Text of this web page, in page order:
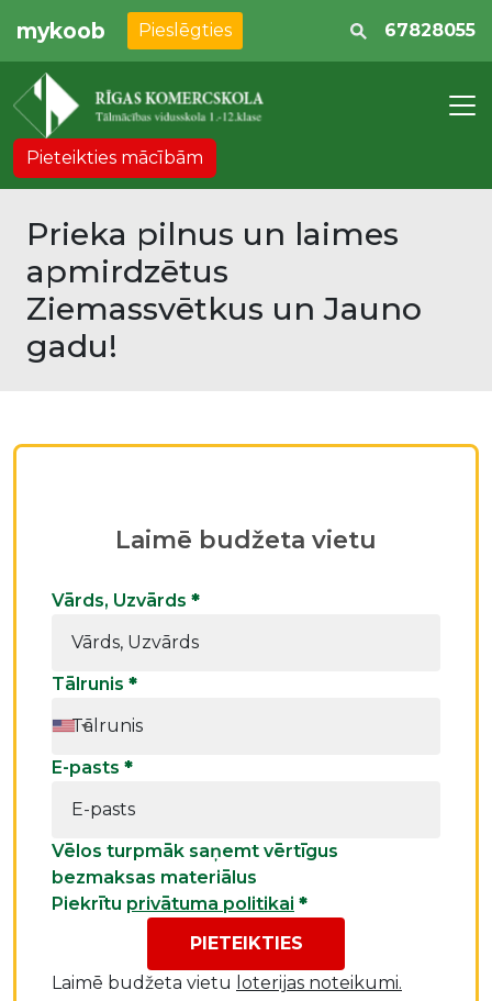
mykoob Pieslēgties 67828055
Pieteikties mācībām
Prieka pilnus un laimes
apmirdzētus
Ziemassvētkus un Jauno
gadu!
Laimē budžeta vietu
Vārds, Uzvārds *
Tālrunis *
E-pasts *
Vēlos turpmāk saņemt vērtīgus
bezmaksas materiālus
Piekrītu privātuma politikai *
PIETEIKTIES
Laimē budžeta vietu loterijas noteikumi.